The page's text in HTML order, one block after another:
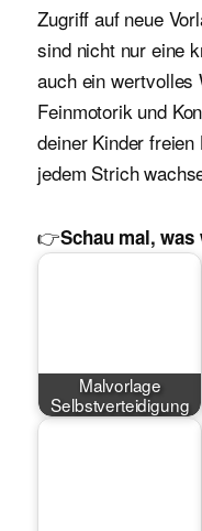
Zugriff auf neue
sind nicht nur eine
auch ein wertvolles
Feinmotorik und
deiner Kinder
jedem Strich
👉Schau mal,
Malvorlage
Selbstverteidigung